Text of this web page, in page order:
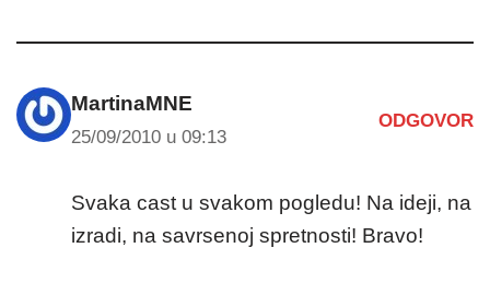
MartinaMNE
25/09/2010 u 09:13
ODGOVOR
Svaka cast u svakom pogledu! Na ideji, na
izradi, na savrsenoj spretnosti! Bravo!